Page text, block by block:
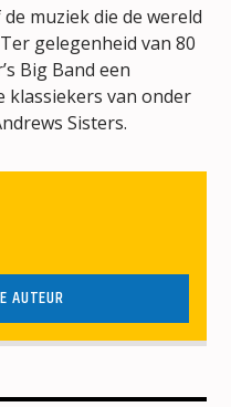
muziek die de wereld
gelegenheid van 80
Big Band een
klassiekers van onder
Sisters.
AUTEUR